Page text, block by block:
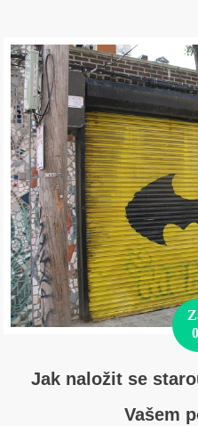
Jak naložit se
Vašem